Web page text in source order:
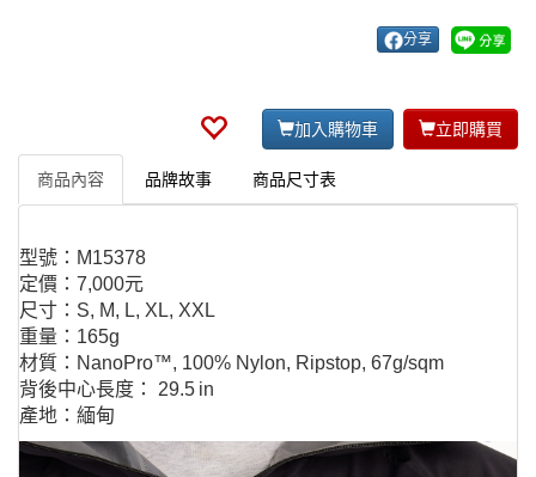
分享
加入購物車 立即購買
商品內容 品牌故事 商品尺寸表
型號：M15378
定價：7,000元
尺寸：S, M, L, XL, XXL
重量：165g
材質：NanoPro™, 100% Nylon, Ripstop, 67g/sqm
背後中心長度： 29.5 in
產地：緬甸